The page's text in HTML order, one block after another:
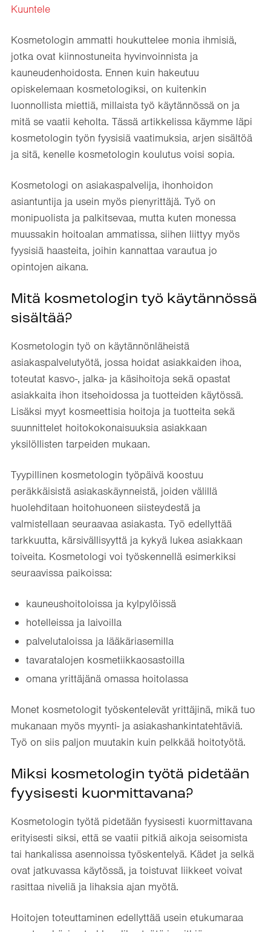
Kuuntele
Kosmetologin ammatti houkuttelee monia ihmisiä,
jotka ovat kiinnostuneita hyvinvoinnista ja
kauneudenhoidosta. Ennen kuin hakeutuu
opiskelemaan kosmetologiksi, on kuitenkin
luonnollista miettiä, millaista työ käytännössä on ja
mitä se vaatii keholta. Tässä artikkelissa käymme läpi
kosmetologin työn fyysisiä vaatimuksia, arjen sisältöä
ja sitä, kenelle kosmetologin koulutus voisi sopia.
Kosmetologi on asiakaspalvelija, ihonhoidon
asiantuntija ja usein myös pienyrittäjä. Työ on
monipuolista ja palkitsevaa, mutta kuten monessa
muussakin hoitoalan ammatissa, siihen liittyy myös
fyysisiä haasteita, joihin kannattaa varautua jo
opintojen aikana.
Mitä kosmetologin työ käytännössä
sisältää?
Kosmetologin työ on käytännönläheistä
asiakaspalvelutyötä, jossa hoidat asiakkaiden ihoa,
toteutat kasvo-, jalka- ja käsihoitoja sekä opastat
asiakkaita ihon itsehoidossa ja tuotteiden käytössä.
Lisäksi myyt kosmeettisia hoitoja ja tuotteita sekä
suunnittelet hoitokokonaisuuksia asiakkaan
yksilöllisten tarpeiden mukaan.
Tyypillinen kosmetologin työpäivä koostuu
peräkkäisistä asiakaskäynneistä, joiden välillä
huolehditaan hoitohuoneen siisteydestä ja
valmistellaan seuraavaa asiakasta. Työ edellyttää
tarkkuutta, kärsivällisyyttä ja kykyä lukea asiakkaan
toiveita. Kosmetologi voi työskennellä esimerkiksi
seuraavissa paikoissa:
kauneushoitoloissa ja kylpylöissä
hotelleissa ja laivoilla
palvelutaloissa ja lääkäriasemilla
tavaratalojen kosmetiikkaosastoilla
omana yrittäjänä omassa hoitolassa
Monet kosmetologit työskentelevät yrittäjinä, mikä tuo
mukanaan myös myynti- ja asiakashankintatehtäviä.
Työ on siis paljon muutakin kuin pelkkää hoitotyötä.
Miksi kosmetologin työtä pidetään
fyysisesti kuormittavana?
Kosmetologin työtä pidetään fyysisesti kuormittavana
erityisesti siksi, että se vaatii pitkiä aikoja seisomista
tai hankalissa asennoissa työskentelyä. Kädet ja selkä
ovat jatkuvassa käytössä, ja toistuvat liikkeet voivat
rasittaa niveliä ja lihaksia ajan myötä.
Hoitojen toteuttaminen edellyttää usein etukumaraa